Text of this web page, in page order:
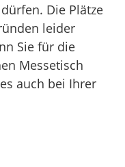
Die Plätze
leider
Sie für die
Messetisch
auch bei Ihrer